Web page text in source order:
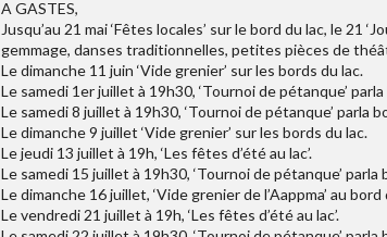
A GASTES,
Jusqu’au 21 mai ‘Fêtes locales’ sur le bord du lac, le 21
gemmage, danses traditionnelles, petites pièces de
Le dimanche 11 juin ‘Vide grenier’ sur les bords du lac.
Le samedi 1er juillet à 19h30, ‘Tournoi de pétanque’
Le samedi 8 juillet à 19h30, ‘Tournoi de pétanque’ parla
Le dimanche 9 juillet ‘Vide grenier’ sur les bords du lac.
Le jeudi 13 juillet à 19h, ‘Les fêtes d’été au lac’.
Le samedi 15 juillet à 19h30, ‘Tournoi de pétanque’ parla
Le dimanche 16 juillet, ‘Vide grenier de l’Aappma’ au bord
Le vendredi 21 juillet à 19h, ‘Les fêtes d’été au lac’.